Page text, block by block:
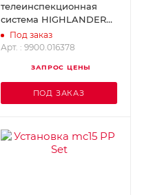
телеинспекционная
система HIGHLANDER
RICO 9900.016378
Под заказ
Арт. : 9900.016378
ЗАПРОС ЦЕНЫ
ПОД ЗАКАЗ